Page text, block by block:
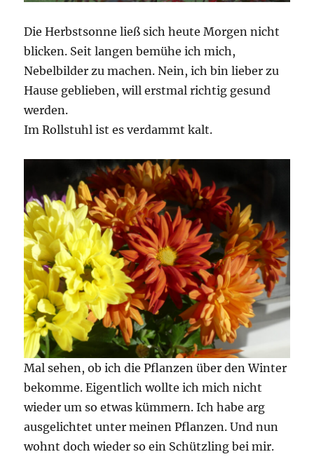
Die Herbstsonne ließ sich heute Morgen nicht
blicken. Seit langen bemühe ich mich,
Nebelbilder zu machen. Nein, ich bin lieber zu
Hause geblieben, will erstmal richtig gesund
werden.
Im Rollstuhl ist es verdammt kalt.
Mal sehen, ob ich die Pflanzen über den Winter
bekomme. Eigentlich wollte ich mich nicht
wieder um so etwas kümmern. Ich habe arg
ausgelichtet unter meinen Pflanzen. Und nun
wohnt doch wieder so ein Schützling bei mir.